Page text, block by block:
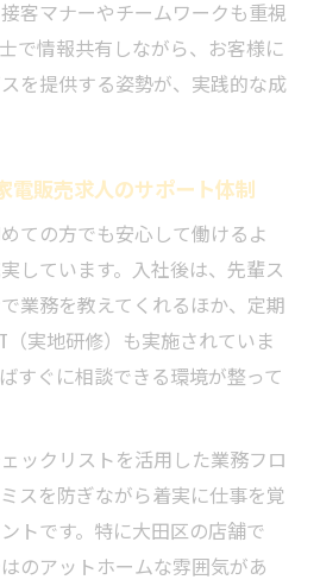
客マナーやチームワークも重視
で情報共有しながら、お客様に
を提供する姿勢が、実践的な成
電販売求人のサポート体制
ての方でも安心して働けるよ
しています。入社後は、先輩ス
業務を教えてくれるほか、定期
（実地研修）も実施されていま
すぐに相談できる環境が整って
ックリストを活用した業務フロ
スを防ぎながら着実に仕事を覚
トです。特に大田区の店舗で
のアットホームな雰囲気があ